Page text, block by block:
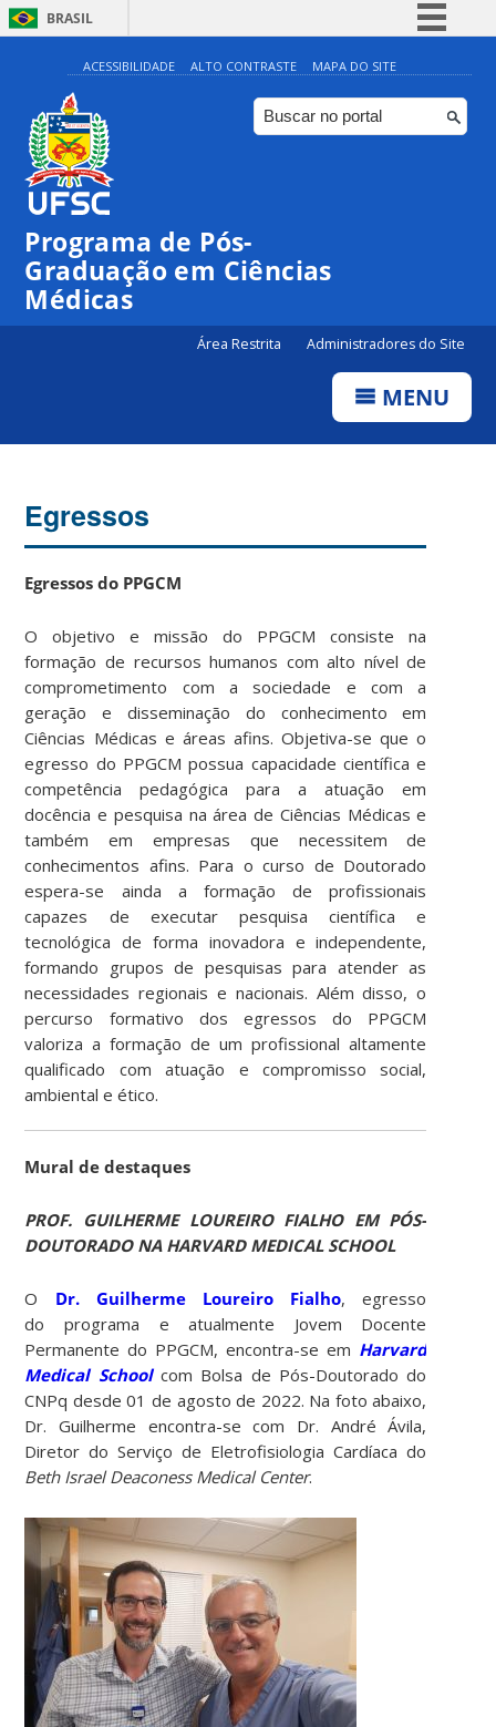
BRASIL
Simplifique!
Comunica BR
Participe
ACESSIBILIDADE ALTO CONTRASTE MAPA DO SITE
Programa de Pós-
Graduação em Ciências
Médicas
Área Restrita Administradores do Site
MENU
Egressos
Egressos do PPGCM
O objetivo e missão do PPGCM consiste na
formação de recursos humanos com alto nível de
comprometimento com a sociedade e com a
geração e disseminação do conhecimento em
Ciências Médicas e áreas afins. Objetiva-se que o
egresso do PPGCM possua capacidade científica e
competência pedagógica para a atuação em
docência e pesquisa na área de Ciências Médicas e
também em empresas que necessitem de
conhecimentos afins. Para o curso de Doutorado
espera-se ainda a formação de profissionais
capazes de executar pesquisa científica e
tecnológica de forma inovadora e independente,
formando grupos de pesquisas para atender as
necessidades regionais e nacionais. Além disso, o
percurso formativo dos egressos do PPGCM
valoriza a formação de um profissional altamente
qualificado com atuação e compromisso social,
ambiental e ético.
Mural de destaques
PROF. GUILHERME LOUREIRO FIALHO EM PÓS-
DOUTORADO NA HARVARD MEDICAL SCHOOL
O Dr. Guilherme Loureiro Fialho, egresso
do programa e atualmente Jovem Docente
Permanente do PPGCM, encontra-se em Harvard
Medical Schoolcom Bolsa de Pós-Doutorado do
CNPq desde 01 de agosto de 2022. Na foto abaixo,
Dr. Guilherme encontra-se com Dr. André Ávila,
Diretor do Serviço de Eletrofisiologia Cardíaca do
Beth Israel Deaconess Medical Center.